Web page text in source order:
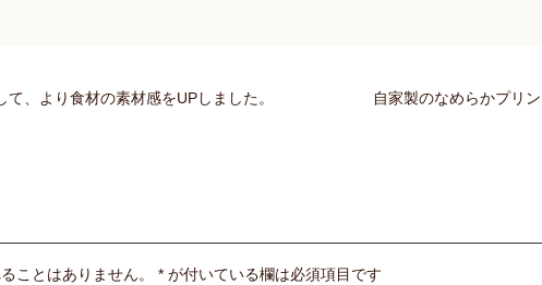
、より食材の素材感をUPしました。 自家製のなめらかプリ
ことはありません。 * が付いている欄は必須項目です